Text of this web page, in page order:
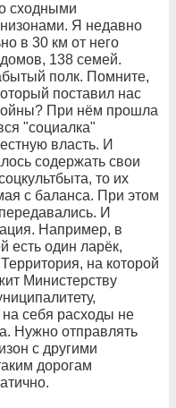
сходными
Я недавно
в 30 км от него
138 семей.
полк. Помните,
поставил нас
При нём прошла
"социалка"
власть. И
содержать свои
то их
с баланса. При этом
И
Например, в
есть один ларёк,
на которой
Министерству
на себя расходы не
Нужно отправлять
с другими
дорогам